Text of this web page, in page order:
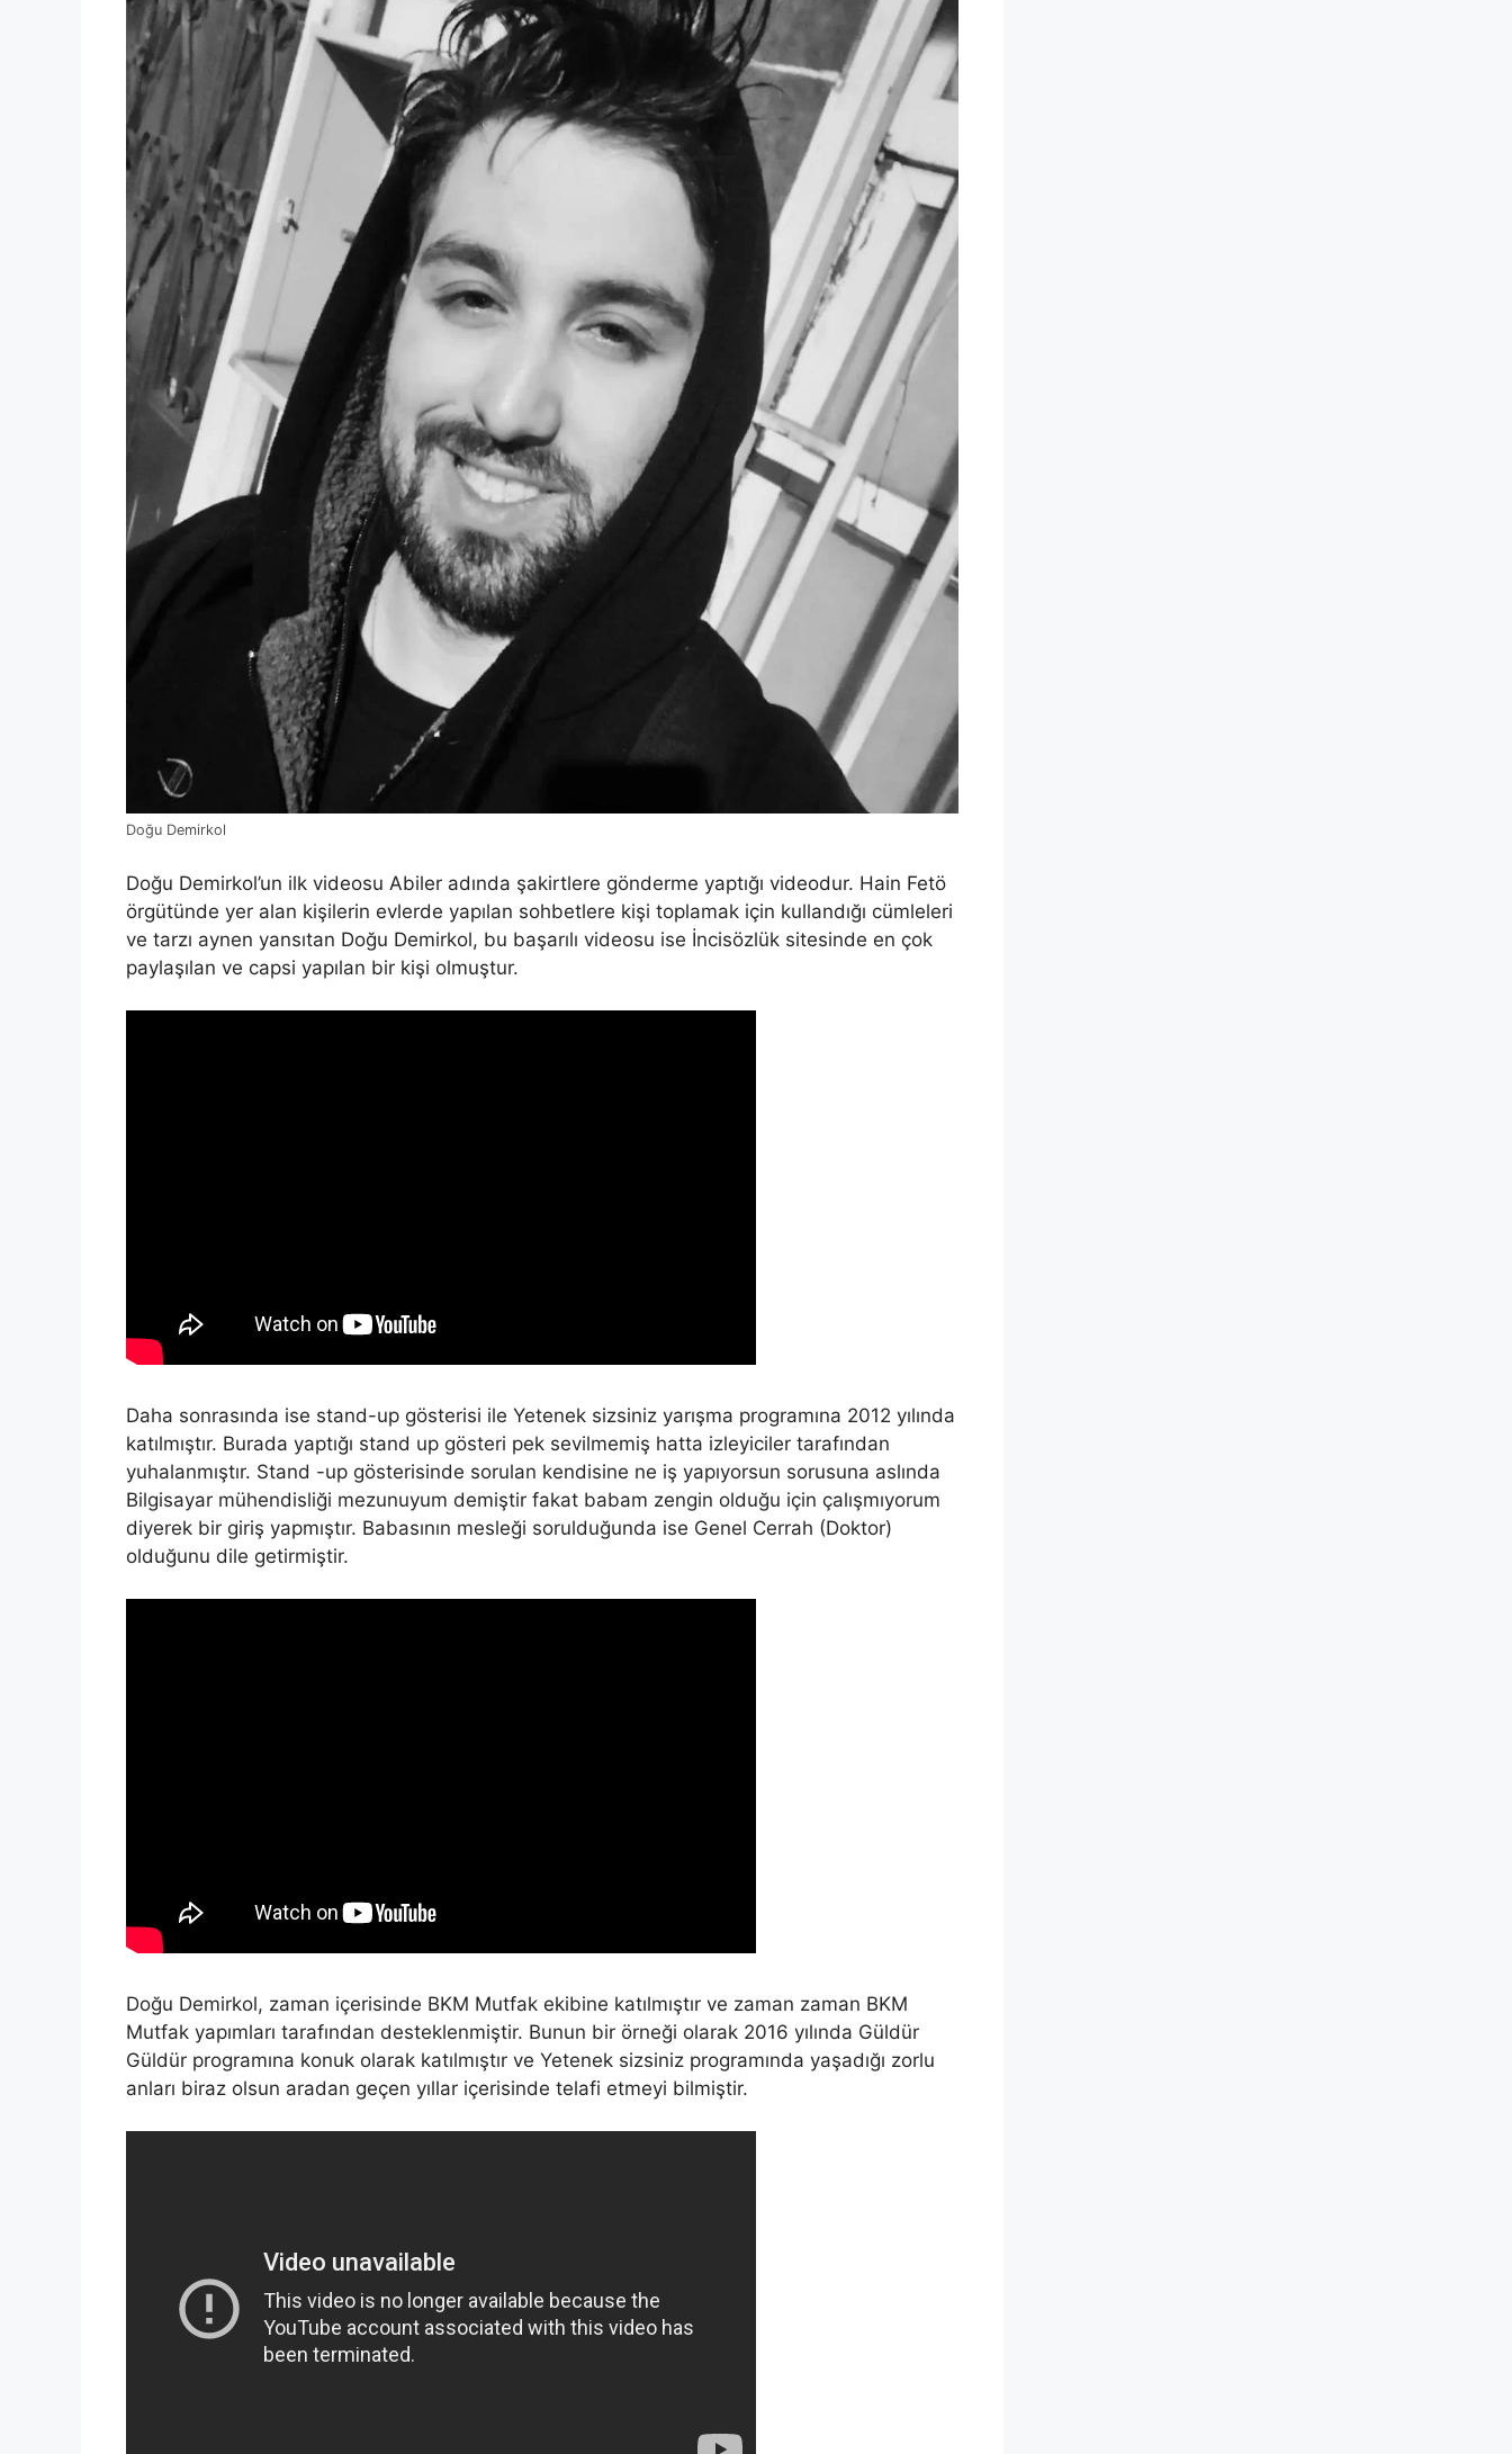
Doğu Demirkol
Doğu Demirkol’un ilk videosu Abiler adında şakirtlere gönderme yaptığı videodur. Hain Fetö
örgütünde yer alan kişilerin evlerde yapılan sohbetlere kişi toplamak için kullandığı cümleleri
ve tarzı aynen yansıtan Doğu Demirkol, bu başarılı videosu ise İncisözlük sitesinde en çok
paylaşılan ve capsi yapılan bir kişi olmuştur.
Daha sonrasında ise stand-up gösterisi ile Yetenek sizsiniz yarışma programına 2012 yılında
katılmıştır. Burada yaptığı stand up gösteri pek sevilmemiş hatta izleyiciler tarafından
yuhalanmıştır. Stand -up gösterisinde sorulan kendisine ne iş yapıyorsun sorusuna aslında
Bilgisayar mühendisliği mezunuyum demiştir fakat babam zengin olduğu için çalışmıyorum
diyerek bir giriş yapmıştır. Babasının mesleği sorulduğunda ise Genel Cerrah (Doktor)
olduğunu dile getirmiştir.
Doğu Demirkol, zaman içerisinde BKM Mutfak ekibine katılmıştır ve zaman zaman BKM
Mutfak yapımları tarafından desteklenmiştir. Bunun bir örneği olarak 2016 yılında Güldür
Güldür programına konuk olarak katılmıştır ve Yetenek sizsiniz programında yaşadığı zorlu
anları biraz olsun aradan geçen yıllar içerisinde telafi etmeyi bilmiştir.